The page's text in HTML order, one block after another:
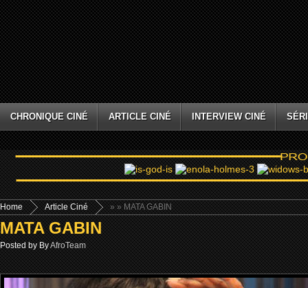
CHRONIQUE CINÉ ARTICLE CINÉ INTERVIEW CINÉ
Home »
Article Ciné » MATA GABIN
MATA GABIN
Posted by ByAfroTeam